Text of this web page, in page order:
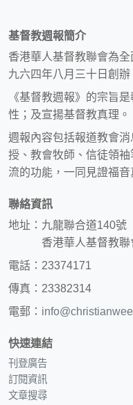
基督教週報簡介
香港華人基督教聯會為
九六四年八月三十日創辦
《基督教週報》的宗旨
性；及宣揚基督教真理。
週報內容包括報道教會
授、教會牧師、信徒領
流的功能，一同見證福音
聯絡資訊
地址：九龍聯合道140號
香港華人基督教聯
電話：23374171
傳真：23382314
電郵：
快速連結
刊登廣告
訂閱資訊
文章搜尋